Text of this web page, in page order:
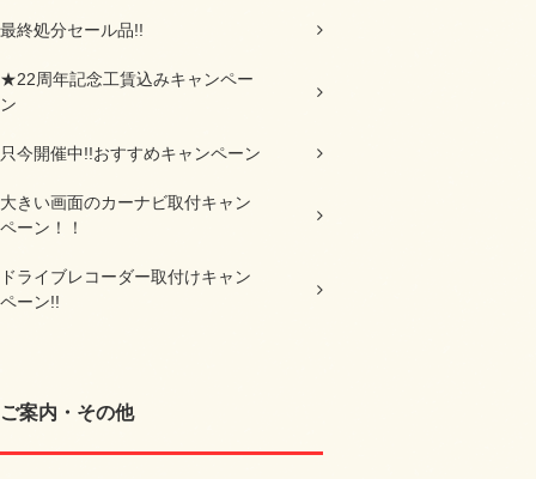
最終処分セール品!!
★22周年記念工賃込みキャンペー
ン
只今開催中!!おすすめキャンペーン
大きい画面のカーナビ取付キャン
ペーン！！
ドライブレコーダー取付けキャン
ペーン!!
ご案内・その他